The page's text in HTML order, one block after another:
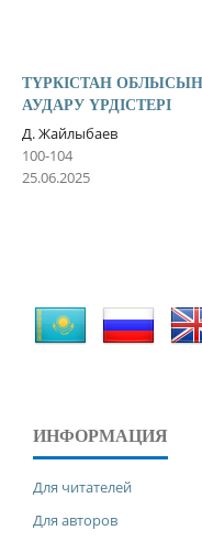
ТҮРКІСТАН
АУДАРУ ҮРДІСТЕРІ
Д. Жайлыбаев
100-104
25.06.2025
ИНФОРМАЦИЯ
Для читателей
Для авторов